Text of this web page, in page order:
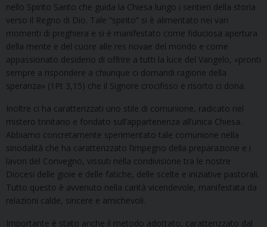
nello Spirito Santo che guida la Chiesa lungo i sentieri della storia
verso il Regno di Dio. Tale “spirito” si è alimentato nei vari
momenti di preghiera e si è manifestato come fiduciosa apertura
della mente e del cuore alle res novae del mondo e come
appassionato desiderio di offrire a tutti la luce del Vangelo, «pronti
sempre a rispondere a chiunque ci domandi ragione della
speranza» (1Pt 3,15) che il Signore crocifisso e risorto ci dona.
Inoltre ci ha caratterizzati uno stile di comunione, radicato nel
mistero trinitario e fondato sull’appartenenza all’unica Chiesa.
Abbiamo concretamente sperimentato tale comunione nella
sinodalità che ha caratterizzato l’impegno della preparazione e i
lavori del Convegno, vissuti nella condivisione tra le nostre
Diocesi delle gioie e delle fatiche, delle scelte e iniziative pastorali.
Tutto questo è avvenuto nella carità vicendevole, manifestata da
relazioni calde, sincere e amichevoli.
Importante è stato anche il metodo adottato, caratterizzato dal